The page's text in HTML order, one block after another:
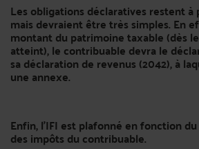
Les obligations déclaratives restent
mais devraient être très simples. En
montant du patrimoine taxable (dès le
atteint), le contribuable devra le
sa déclaration de revenus (2042), à
une annexe.
Enfin, l'IFI est plafonné en fonction
des impôts du contribuable.